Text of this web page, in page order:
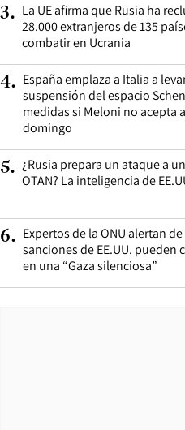
3. La UE afirma que Rusia ha
28.000 extranjeros de 135
combatir en Ucrania
4. España emplaza a Italia a
suspensión del espacio
medidas si Meloni no acepta
domingo
5. ¿Rusia prepara un ataque a
OTAN? La inteligencia de
6. Expertos de la ONU alertan
sanciones de EE.UU. pueden
en una “Gaza silenciosa”